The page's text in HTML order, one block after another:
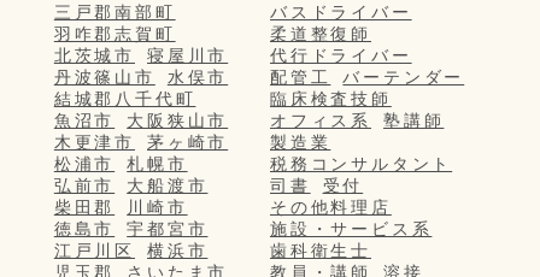
三戸郡南部町
羽咋郡志賀町
北茨城市
寝屋川市
丹波篠山市
水俣市
結城郡八千代町
魚沼市
大阪狭山市
木更津市
茅ヶ崎市
松浦市
札幌市
弘前市
大船渡市
柴田郡
川崎市
徳島市
宇都宮市
江戸川区
横浜市
児玉郡
さいたま市
バスドライバー
柔道整復師
代行ドライバー
配管工
バーテンダー
臨床検査技師
オフィス系
塾講師
製造業
税務コンサルタント
司書
受付
その他料理店
施設・サービス系
歯科衛生士
教員・講師
溶接